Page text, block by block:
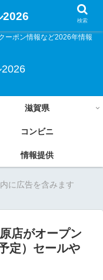
ーポン情報など2026年情報
滋賀県
コンビニ
情報提供
に広告を含みます
店がオープン
定）セールや
2026 検索